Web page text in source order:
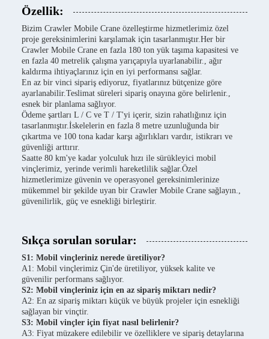
Özellik:
Bizim Crawler Mobile Crane özelleştirme hizmetlerimiz özel
proje gereksinimlerini karşılamak için tasarlanmıştır.Her bir
Crawler Mobile Crane en fazla 180 ton yük taşıma kapasitesi ve
en fazla 40 metrelik çalışma yarıçapıyla uyarlanabilir., ağır
kaldırma ihtiyaçlarınız için en iyi performansı sağlar.
En az bir vinci sipariş ediyoruz, fiyatlarınız bütçenize göre
ayarlanabilir.Teslimat süreleri sipariş onayına göre belirlenir.,
esnek bir planlama sağlıyor.
Ödeme şartları L / C ve T / T'yi içerir, sizin rahatlığınız için
tasarlanmıştır.İskelelerin en fazla 8 metre uzunluğunda bir
çıkartma ve 100 tona kadar karşı ağırlıkları vardır, istikrarı ve
güvenliği arttırır.
Saatte 80 km'ye kadar yolculuk hızı ile sürükleyici mobil
vinçlerimiz, yerinde verimli hareketlilik sağlar.Özel
hizmetlerimize güvenin ve operasyonel gereksinimlerinize
mükemmel bir şekilde uyan bir Crawler Mobile Crane sağlayın.,
güvenilirlik, güç ve esnekliği birleştirir.
Sıkça sorulan sorular:
S1: Mobil vinçleriniz nerede üretiliyor?
A1: Mobil vinçlerimiz Çin'de üretiliyor, yüksek kalite ve
güvenilir performans sağlıyor.
S2: Mobil vinçleriniz için en az sipariş miktarı nedir?
A2: En az sipariş miktarı küçük ve büyük projeler için esnekliği
sağlayan bir vinçtir.
S3: Mobil vinçler için fiyat nasıl belirlenir?
A3: Fiyat müzakere edilebilir ve özelliklere ve sipariş detaylarına